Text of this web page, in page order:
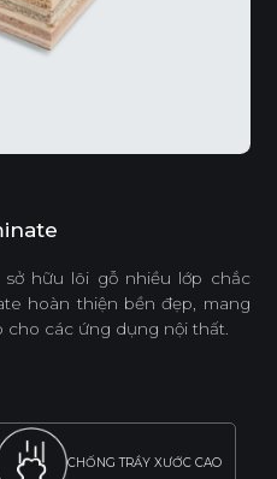
hữu lõi gỗ nhiều lớp chắc
hoàn thiện bền đẹp, mang
cho các ứng dụng nội thất.
CHỐNG TRẦY XƯỚC CAO